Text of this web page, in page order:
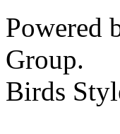
Powered
Group.
Birds